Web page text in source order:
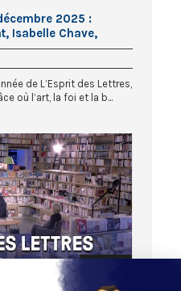
2025 :
Isabelle Chave,
de L’Esprit des Lettres,
où l’art, la foi et la b...